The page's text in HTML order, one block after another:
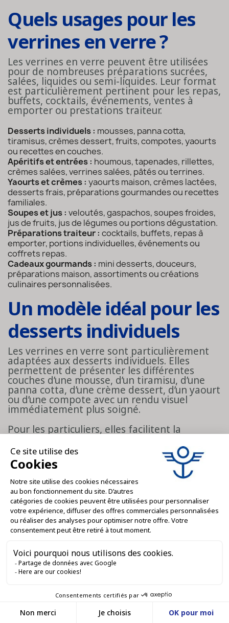
Quels usages pour les
verrines en verre ?
Les verrines en verre peuvent être utilisées
pour de nombreuses préparations sucrées,
salées, liquides ou semi-liquides. Leur format
est particulièrement pertinent pour les repas,
buffets, cocktails, événements, ventes à
emporter ou prestations traiteur.
Desserts individuels : mousses, panna cotta,
tiramisus, crèmes dessert, fruits, compotes, yaourts
ou recettes en couches.
Apéritifs et entrées : houmous, tapenades, rillettes,
crèmes salées, verrines salées, pâtés ou terrines.
Yaourts et crèmes : yaourts maison, crèmes lactées,
desserts frais, préparations gourmandes ou recettes
familiales.
Soupes et jus : veloutés, gaspachos, soupes froides,
jus de fruits, jus de légumes ou portions dégustation.
Préparations traiteur : cocktails, buffets, repas à
emporter, portions individuelles, événements ou
coffrets repas.
Cadeaux gourmands : mini desserts, douceurs,
préparations maison, assortiments ou créations
culinaires personnalisées.
Un modèle idéal pour les
desserts individuels
Les verrines en verre sont particulièrement
adaptées aux desserts individuels. Elles
permettent de présenter les différentes
couches d’une mousse, d’un tiramisu, d’une
panna cotta, d’une crème dessert, d’un yaourt
ou d’une compote avec un rendu visuel
immédiatement plus soigné.
Pour les particuliers, elles facilitent la
faciles à servir. Pour les professionnels, elles
permettent de proposer des portions prêtes
à vendre, prêtes à transporter ou prêtes à
intégrer dans une offre de restauration,
d’hôtellerie ou de traiteur.
Des verrines pratiques
pour apéritifs,
tartinables et recettes
salées
Les verrines en verre conviennent aussi très
bien aux préparations salées. Elles